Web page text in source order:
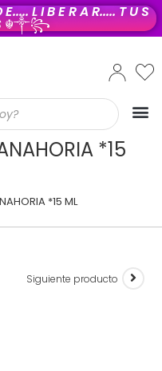
L I B E R A R..... T U S
☬༒꧂
*15
*15 ML
Siguiente producto